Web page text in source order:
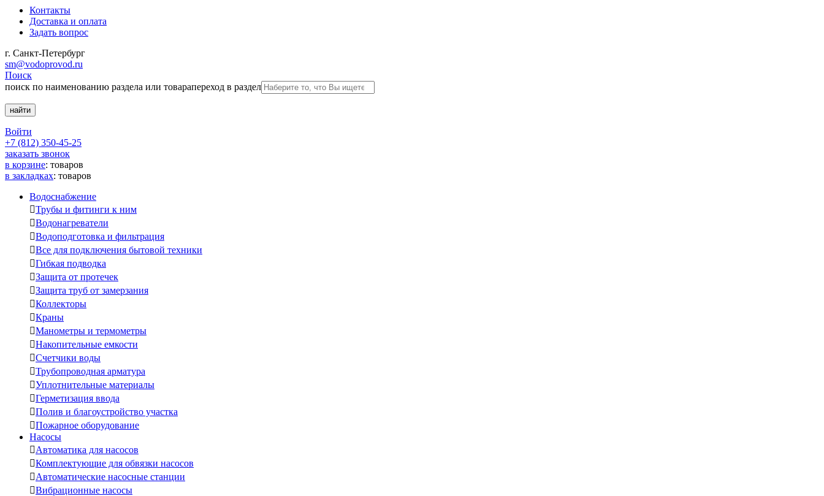
Контакты
Доставка и оплата
Задать вопрос
г. Санкт-Петербург
sm@vodoprovod.ru
Поиск
поиск по наименованию раздела или товарапереход в раздел
Войти
+7 (812) 350-45-25
заказать звонок
в корзине: товаров
в закладках: товаров
Водоснабжение
Трубы и фитинги к ним
Водонагреватели
Водоподготовка и фильтрация
Все для подключения бытовой техники
Гибкая подводка
Защита от протечек
Защита труб от замерзания
Коллекторы
Краны
Манометры и термометры
Накопительные емкости
Счетчики воды
Трубопроводная арматура
Уплотнительные материалы
Герметизация ввода
Полив и благоустройство участка
Пожарное оборудование
Насосы
Автоматика для насосов
Комплектующие для обвязки насосов
Автоматические насосные станции
Вибрационные насосы